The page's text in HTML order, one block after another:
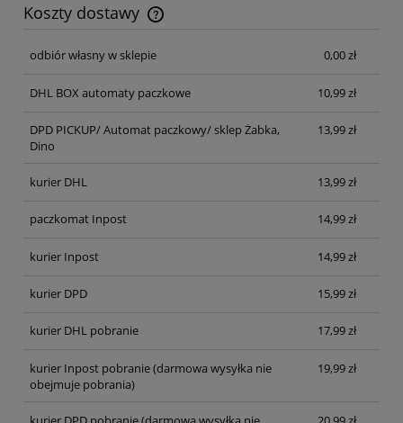
Koszty dostawy
Cena nie zawiera ewentualnych kosztów płatności
odbiór własny w sklepie
0,00 zł
DHL BOX automaty paczkowe 10,99 zł
DPD PICKUP/ Automat paczkowy/ sklep Żabka,
Dino
13,99 zł
kurier DHL 13,99 zł
paczkomat Inpost 14,99 zł
kurier Inpost 14,99 zł
kurier DPD 15,99 zł
kurier DHL pobranie 17,99 zł
kurier Inpost pobranie(darmowa wysyłka nie
obejmuje pobrania)
19,99 zł